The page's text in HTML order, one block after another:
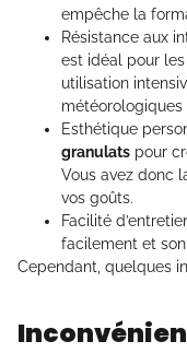
empêche la
Résistance aux
est idéal pour
utilisation
Esthétique
granulats pour
Vous avez donc
vos goûts.
Facilité
facilement et
Cependant, quelques